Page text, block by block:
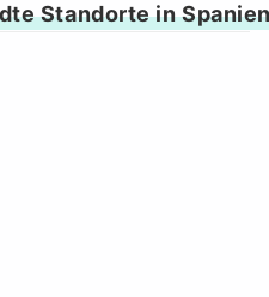
Standorte in